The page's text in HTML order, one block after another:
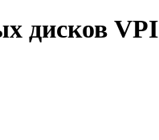
дисков VPI